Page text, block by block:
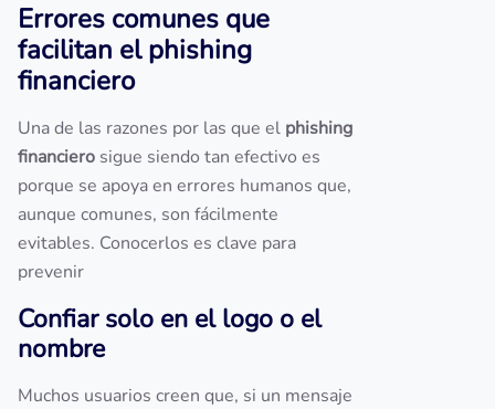
Errores comunes que
facilitan el phishing
financiero
Una de las razones por las que el phishing
financiero sigue siendo tan efectivo es
porque se apoya en errores humanos que,
aunque comunes, son fácilmente
evitables. Conocerlos es clave para
prevenir
Confiar solo en el logo o el
nombre
Muchos usuarios creen que, si un mensaje